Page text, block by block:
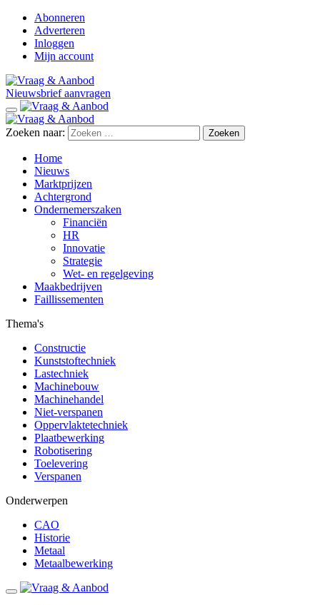
Abonneren
Adverteren
Inloggen
Mijn account
Nieuwsbrief aanvragen
Zoeken naar:
Home
Nieuws
Marktprijzen
Achtergrond
Ondernemerszaken
Financiën
HR
Innovatie
Strategie
Wet- en regelgeving
Maakbedrijven
Faillissementen
Thema's
Constructie
Kunststoftechniek
Lastechniek
Machinebouw
Machinehandel
Niet-verspanen
Oppervlaktetechniek
Plaatbewerking
Robotisering
Toelevering
Verspanen
Onderwerpen
CAO
Historie
Metaal
Metaalbewerking